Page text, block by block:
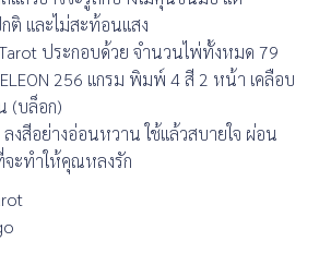
ติ และไม่สะท้อนแสง
ประกอบด้วย จำนวนไพ่ทั้งหมด 79
256 แกรม พิมพ์ 4 สี 2 หน้า เคลือบ
(บล็อก)
งสีอย่างอ่อนหวาน ใช้แล้วสบายใจ ผ่อน
จะทำให้คุณหลงรัก